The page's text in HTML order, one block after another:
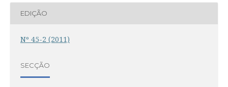
EDIÇÃO
Nº 45-2 (2011)
SECÇÃO